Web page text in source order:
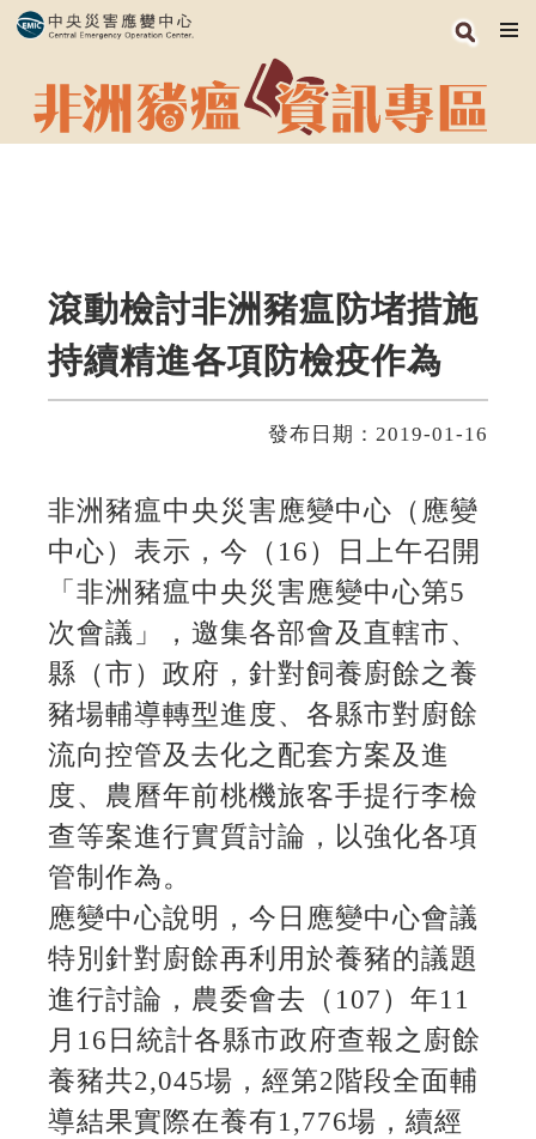
滾動檢討非洲豬瘟防堵措施
持續精進各項防檢疫作為
發布日期：2019-01-16
非洲豬瘟中央災害應變中心（應變
中心）表示，今（16）日上午召開
「非洲豬瘟中央災害應變中心第5
次會議」，邀集各部會及直轄市、
縣（市）政府，針對飼養廚餘之養
豬場輔導轉型進度、各縣市對廚餘
流向控管及去化之配套方案及進
度、農曆年前桃機旅客手提行李檢
查等案進行實質討論，以強化各項
管制作為。
應變中心說明，今日應變中心會議
特別針對廚餘再利用於養豬的議題
進行討論，農委會去（107）年11
月16日統計各縣市政府查報之廚餘
養豬共2,045場，經第2階段全面輔
導結果實際在養有1,776場，續經